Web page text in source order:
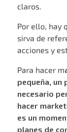
claros.
Por ello, hay
sirva de
acciones y
Para hacer m
pequeña,
necesario
hacer
es un
planes de